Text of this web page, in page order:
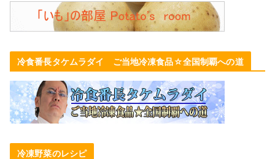
冷食番長タケムラダイ ご当地冷凍食品☆全国制覇への道
冷凍野菜のレシピ